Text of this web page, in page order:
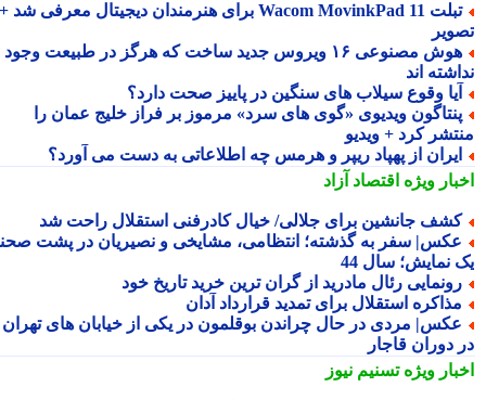
تبلت Wacom MovinkPad 11 برای هنرمندان دیجیتال معرفی شد +
هوش مصنوعی ۱۶ ویروس جدید ساخت که هرگز در طبیعت وجود
اند
وقوع سیلاب های سنگین در پاییز صحت دارد؟
ویدیوی «گوی های سرد» مرموز بر فراز خلیج عمان را
کرد + ویدیو
از پهپاد ریپر و هرمس چه اطلاعاتی به دست می آورد؟
ویژهاقتصاد آزاد
جانشین برای جلالی/ خیال کادرفنی استقلال راحت شد
سفر به گذشته؛ انتظامی، مشایخی و نصیریان در پشت صحنه
نمایش؛ سال 44
رئال مادرید از گران ترین خرید تاریخ خود
استقلال برای تمدید قرارداد آدان
مردی در حال چراندن بوقلمون در یکی از خیابان های تهران
دوران قاجار
ویژهتسنیم نیوز